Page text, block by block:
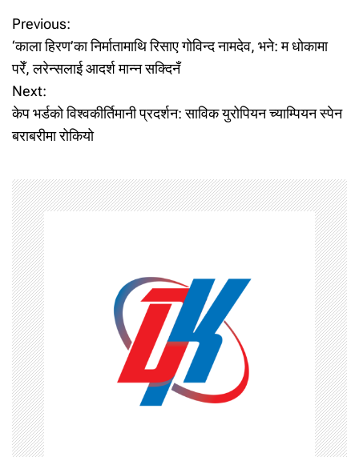
P
o
s
t
a
v
i
g
a
t
i
o
Previous:
‘काला हिरण’का निर्मातामाथि रिसाए गोविन्द नामदेव, भने: म धोकामा
परेँ, लरेन्सलाई आदर्श मान्न सक्दिनँ
Next:
केप भर्डको विश्वकीर्तिमानी प्रदर्शन: साविक युरोपियन च्याम्पियन स्पेन
बराबरीमा रोकियो